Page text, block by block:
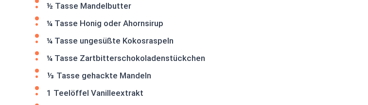
½ Tasse Mandelbutter
¼ Tasse Honig oder Ahornsirup
¼ Tasse ungesüßte Kokosraspeln
¼ Tasse Zartbitterschokoladenstückchen
⅓ Tasse gehackte Mandeln
1 Teelöffel Vanilleextrakt